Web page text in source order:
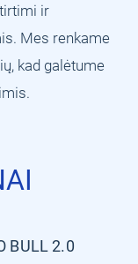
ir
Mes renkame
kad galėtume
BULL 2.0